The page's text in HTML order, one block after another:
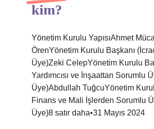
kim?
Yönetim Kurulu YapısıAhmet
ÖrenYönetim Kurulu Başkanı
Üye)Zeki CelepYönetim Kurulu
Yardımcısı ve İnşaattan Sorumlu
Üye)Abdullah TuğcuYönetim
Finans ve Mali İşlerden Sorumlu
Üye)8 satır daha•31 Mayıs 2024